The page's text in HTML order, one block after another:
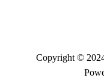
Copyright ©